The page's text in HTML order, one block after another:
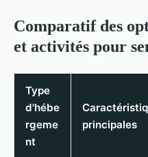
Comparatif des
et activités pour
Type
d'hébe
rgeme
nt
principales